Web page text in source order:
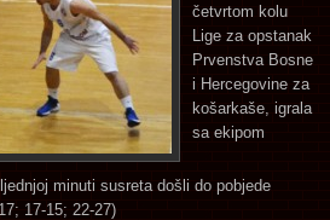
četvrtom kolu
Lige za opstanak
Prvenstva Bosne
i Hercegovine za
košarkaše, igrala
sa ekipom
minuti susreta došli do pobjede
17-15; 22-27)